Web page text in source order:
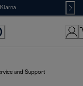
and Support